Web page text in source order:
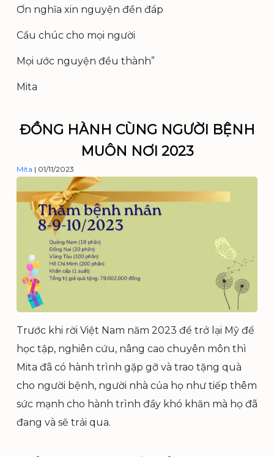
Ơn nghĩa xin nguyện đền đáp
Cầu chúc cho mọi người
Mọi ước nguyện đều thành”
Mita
ĐỒNG HÀNH CÙNG NGƯỜI BỆNH
MUÔN NƠI 2023
Mita | 01/11/2023
Trước khi rời Việt Nam năm 2023 để trở lại Mỹ để
học tập, nghiên cứu, nâng cao chuyên môn thì
Mita đã có hành trình gặp gỡ và trao tặng quà
cho người bệnh, người nhà của họ như tiếp thêm
sức mạnh cho hành trình đầy khó khăn mà họ đã
đang và sẽ trải qua.